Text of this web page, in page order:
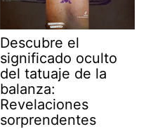
Descubre el
significado oculto
del tatuaje de la
balanza:
Revelaciones
sorprendentes